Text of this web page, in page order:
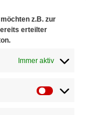
z.B. zur
erteilter
Immer aktiv